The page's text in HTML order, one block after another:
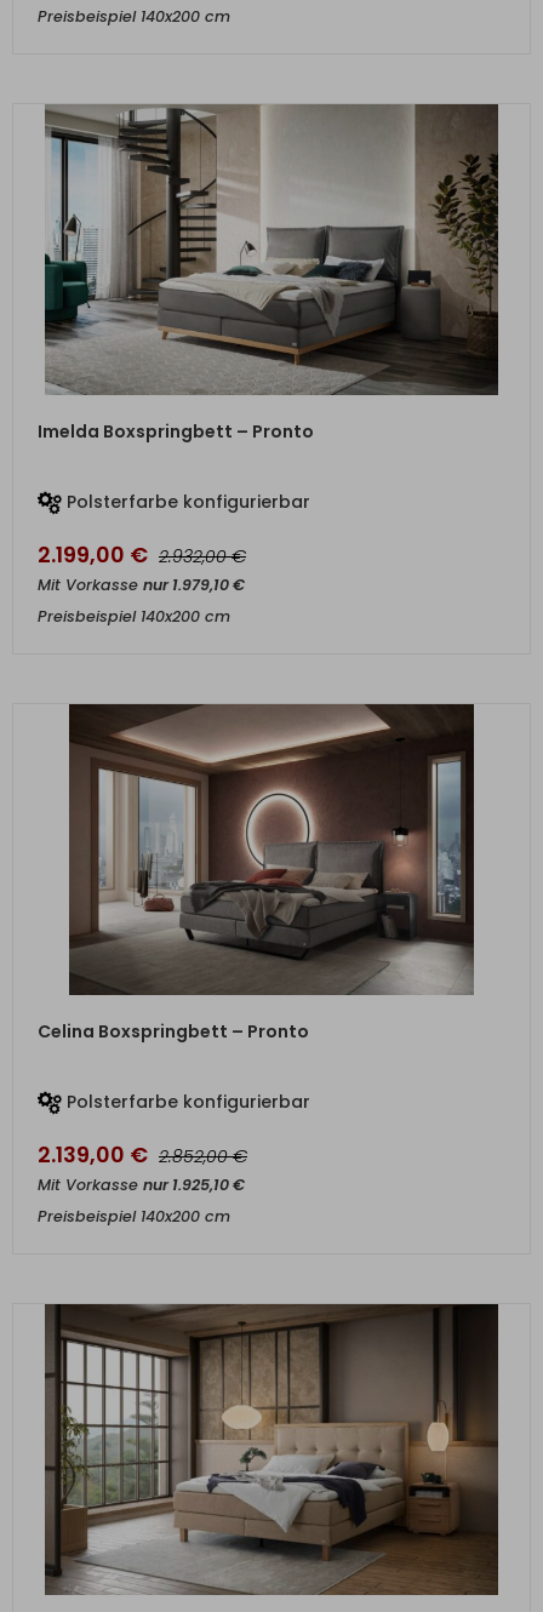
Preisbeispiel 140x200 cm
Imelda Boxspringbett – Pronto
Polsterfarbe konfigurierbar
2.199,00 € 2.932,00€
Mit Vorkasse nur1.979,10€
Preisbeispiel 140x200 cm
Celina Boxspringbett – Pronto
Polsterfarbe konfigurierbar
2.139,00 € 2.852,00€
Mit Vorkasse nur1.925,10€
Preisbeispiel 140x200 cm